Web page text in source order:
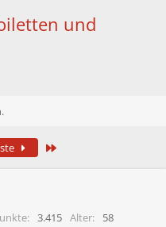
und
3.415 Alter
58